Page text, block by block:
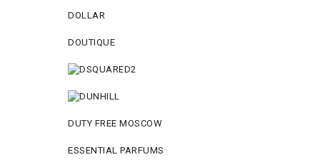
DOLLAR
DOUTIQUE
DUTY FREE MOSCOW
ESSENTIAL PARFUMS